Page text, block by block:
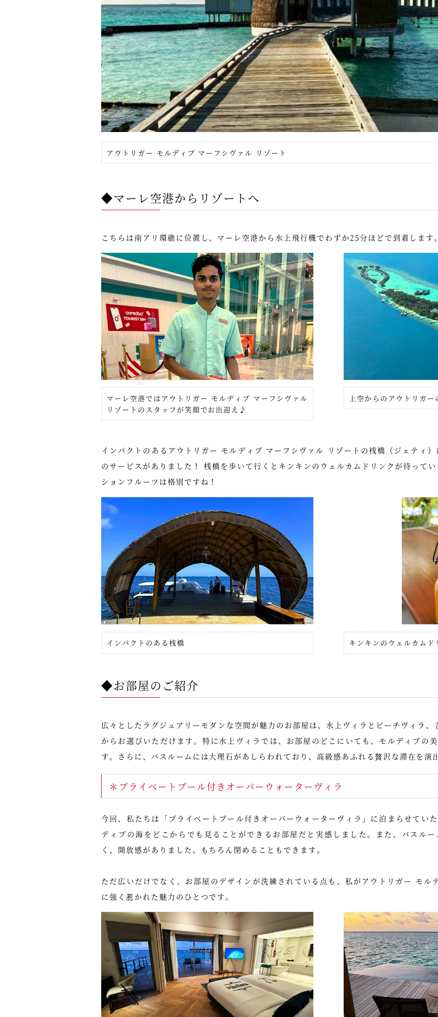
アウトリガー モルディブ マーフシヴァル リゾート
◆マーレ空港からリゾートへ
こちらは南アリ環礁に位置し、マーレ空港から水上飛行機でわずか25分ほどで到着します
マーレ空港ではアウトリガー モルディブ マーフシヴァル
リゾートのスタッフが笑顔でお出迎え♪
上空からのアウトリガ
インパクトのあるアウトリガー モルディブ マーフシヴァル リゾートの桟橋（ジェティ
のサービスがありました！ 桟橋を歩いて行くとキンキンのウェルカムドリンクが待って
ションフルーツは格別ですね！
インパクトのある桟橋 キンキンのウェルカムド
◆お部屋のご紹介
広々としたラグジュアリーモダンな空間が魅力のお部屋は、水上ヴィラとビーチヴィラ
からお選びいただけます。特に水上ヴィラでは、お部屋のどこにいても、モルディブの
す。さらに、バスルームには大理石があしらわれており、高級感あふれる贅沢な滞在を演
＊プライベートプール付きオーバーウォーターヴィラ
今回、私たちは「プライベートプール付きオーバーウォーターヴィラ」に泊まらせてい
ディブの海をどこからでも見ることができるお部屋だと実感しました。また、バスル
く、開放感がありました。もちろん閉めることもできます。
ただ広いだけでなく、お部屋のデザインが洗練されている点も、私がアウトリガー モル
に強く惹かれた魅力のひとつです。